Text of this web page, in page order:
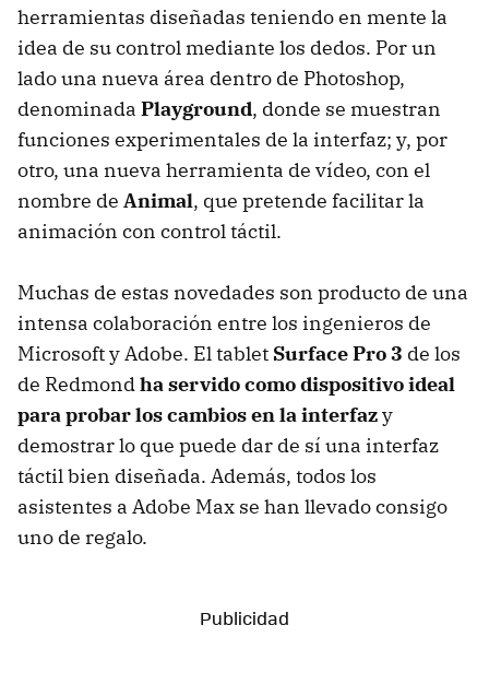
herramientas diseñadas teniendo en mente la
idea de su control mediante los dedos. Por un
lado una nueva área dentro de Photoshop,
denominada Playground, donde se muestran
funciones experimentales de la interfaz; y, por
otro, una nueva herramienta de vídeo, con el
nombre de Animal, que pretende facilitar la
animación con control táctil.
Muchas de estas novedades son producto de una
intensa colaboración entre los ingenieros de
Microsoft y Adobe. El tablet Surface Pro 3 de los
de Redmondha servido como dispositivo ideal
para probar los cambios en la interfazy
demostrar lo que puede dar de sí una interfaz
táctil bien diseñada. Además, todos los
asistentes a Adobe Max se han llevado consigo
uno de regalo.